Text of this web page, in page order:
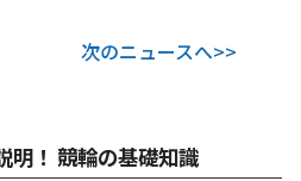
次のニュースへ>>
明！ 競輪の基礎知識